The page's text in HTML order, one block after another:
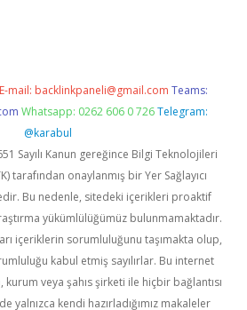
E-mail: backlinkpaneli@gmail.com Teams:
Whatsapp: 0262 606 0 726 Telegram:
@karabul
Sayılı Kanun gereğince Bilgi Teknolojileri
tarafından onaylanmış bir Yer Sağlayıcı
Bu nedenle, sitedeki içerikleri proaktif
yükümlülüğümüz bulunmamaktadır.
içeriklerin sorumluluğunu taşımakta olup,
kabul etmiş sayılırlar. Bu internet
veya şahıs şirketi ile hiçbir bağlantısı
yalnızca kendi hazırladığımız makaleler